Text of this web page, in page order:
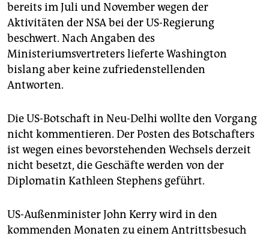
bereits im Juli und November wegen der
Aktivitäten der NSA bei der US-Regierung
beschwert. Nach Angaben des
Ministeriumsvertreters lieferte Washington
bislang aber keine zufriedenstellenden
Antworten.
Die US-Botschaft in Neu-Delhi wollte den Vorgang
nicht kommentieren. Der Posten des Botschafters
ist wegen eines bevorstehenden Wechsels derzeit
nicht besetzt, die Geschäfte werden von der
Diplomatin Kathleen Stephens geführt.
US-Außenminister John Kerry wird in den
kommenden Monaten zu einem Antrittsbesuch